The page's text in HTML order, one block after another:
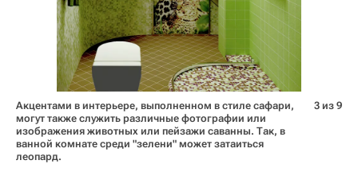
Акцентами в интерьере, выполненном в стиле сафари,
могут также служить различные фотографии или
изображения животных или пейзажи саванны. Так, в
ванной комнате среди "зелени" может затаиться
леопард.
3 из 9